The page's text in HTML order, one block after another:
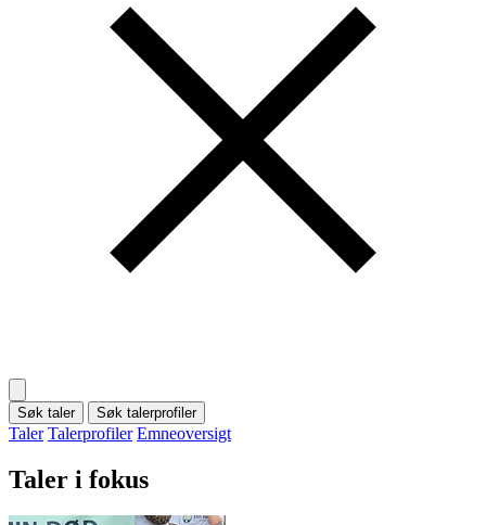
Søk taler Søk talerprofiler
Taler Talerprofiler Emneoversigt
Taler i fokus